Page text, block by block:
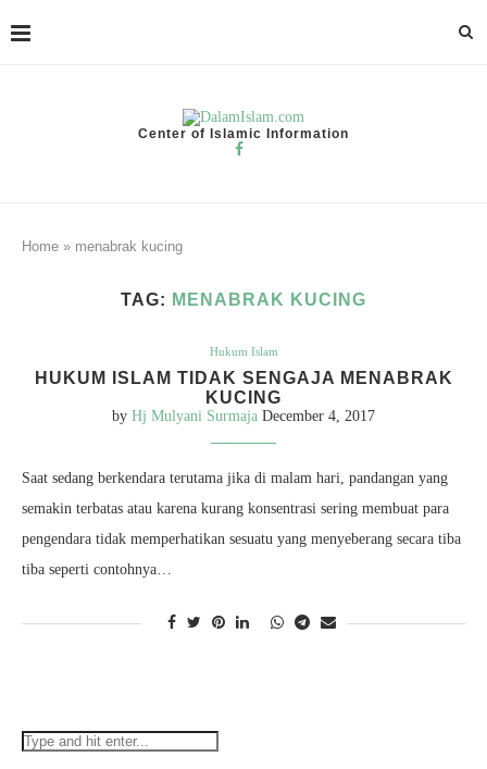
Center of Islamic Information
Home » menabrak kucing
TAG: MENABRAK KUCING
Hukum Islam
HUKUM ISLAM TIDAK SENGAJA MENABRAK
KUCING
by Hj Mulyani Surmaja December 4, 2017
Saat sedang berkendara terutama jika di malam hari, pandangan yang
semakin terbatas atau karena kurang konsentrasi sering membuat para
pengendara tidak memperhatikan sesuatu yang menyeberang secara tiba
tiba seperti contohnya…